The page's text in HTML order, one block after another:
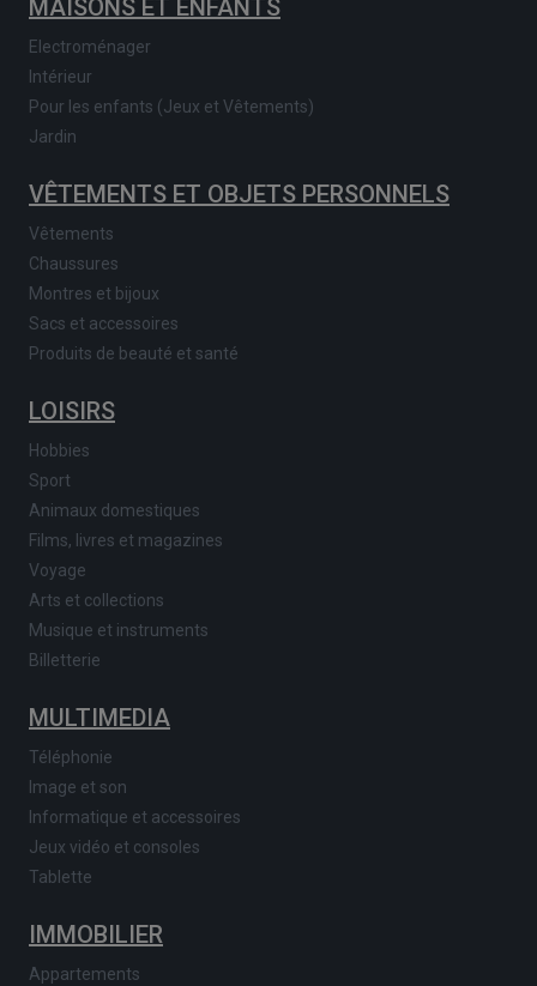
MAISONS ET ENFANTS
Electroménager
Intérieur
Pour les enfants (Jeux et Vêtements)
Jardin
VÊTEMENTS ET OBJETS PERSONNELS
Vêtements
Chaussures
Montres et bijoux
Sacs et accessoires
Produits de beauté et santé
LOISIRS
Hobbies
Sport
Animaux domestiques
Films, livres et magazines
Voyage
Arts et collections
Musique et instruments
Billetterie
MULTIMEDIA
Téléphonie
Image et son
Informatique et accessoires
Jeux vidéo et consoles
Tablette
IMMOBILIER
Appartements